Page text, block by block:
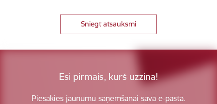
Sniegt atsauksmi
Esi pirmais, kurš uzzina!
Piesakies jaunumu saņemšanai savā e-pastā.